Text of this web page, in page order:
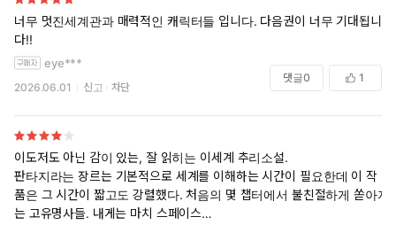
한다. 공공의 적 앞에서도 ‘이런 세상에 뭘 한들 잘못이라 할 수 있겠
냐’며 개인의 영달만을 추구하는 인물이나 다수의 이익을 명목으로
소수의 희생을 강요하는 인물이 등장하는가 하면 공공의 이익을 추
구하는 사람들도 자신의 봉사와 희생이 무슨 의미가 있는지 끝없이
자문한다. 『오염된 잔』은 이렇듯 외부의 적이 공동체의 실존을 위
협하는 상태에서 발생하는 다양한 모습을 그리는 동시에, 파시즘이
나 극단적인 냉소주의를 경계하고 모든 사회 구성원이 자신으로서
의 가치를 인정받아야 한다는 것은 어떤 의미인지 그 답을 명쾌하게
기술한다.
내가 『오염된 잔』에서 걱정했던 것은, 외부의 비인간적인 세력으
너무 멋진세계관과 매력적인 캐릭터들 입니다. 다음권이 너무 기대됩니
다!!
eye***
2026.06.01 신고 차단
댓글0 1
이도저도 아닌 감이 있는, 잘 읽히는 이세계 추리소설.
판타지라는 장르는 기본적으로 세계를 이해하는 시간이 필요한데 이 작
품은 그 시간이 짧고도 강렬했다. 처음의 몇 챕터에서 불친절하게 쏟아지
는 고유명사들. 내게는 마치 스페이스